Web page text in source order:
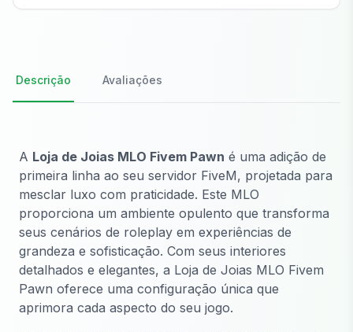
Descrição Avaliações
A Loja de Joias MLO Fivem Pawn é uma adição de
primeira linha ao seu servidor FiveM, projetada para
mesclar luxo com praticidade. Este MLO
proporciona um ambiente opulento que transforma
seus cenários de roleplay em experiências de
grandeza e sofisticação. Com seus interiores
detalhados e elegantes, a Loja de Joias MLO Fivem
Pawn oferece uma configuração única que
aprimora cada aspecto do seu jogo.